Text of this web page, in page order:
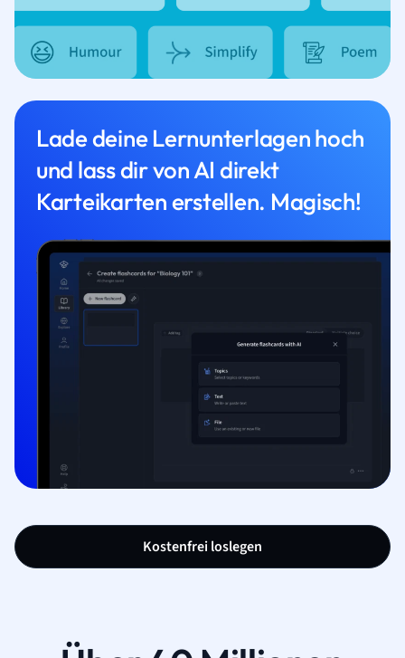
Lade deine Lernunterlagen hoch
und lass dir von AI direkt
Karteikarten erstellen. Magisch!
Kostenfrei loslegen